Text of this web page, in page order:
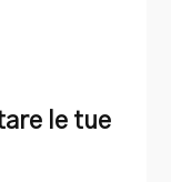
le tue